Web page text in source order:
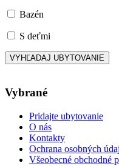
Bazén
S deťmi
Vybrané
Pridajte ubytovanie
O nás
Kontakty
Ochrana osobných
Všeobecné obchodné